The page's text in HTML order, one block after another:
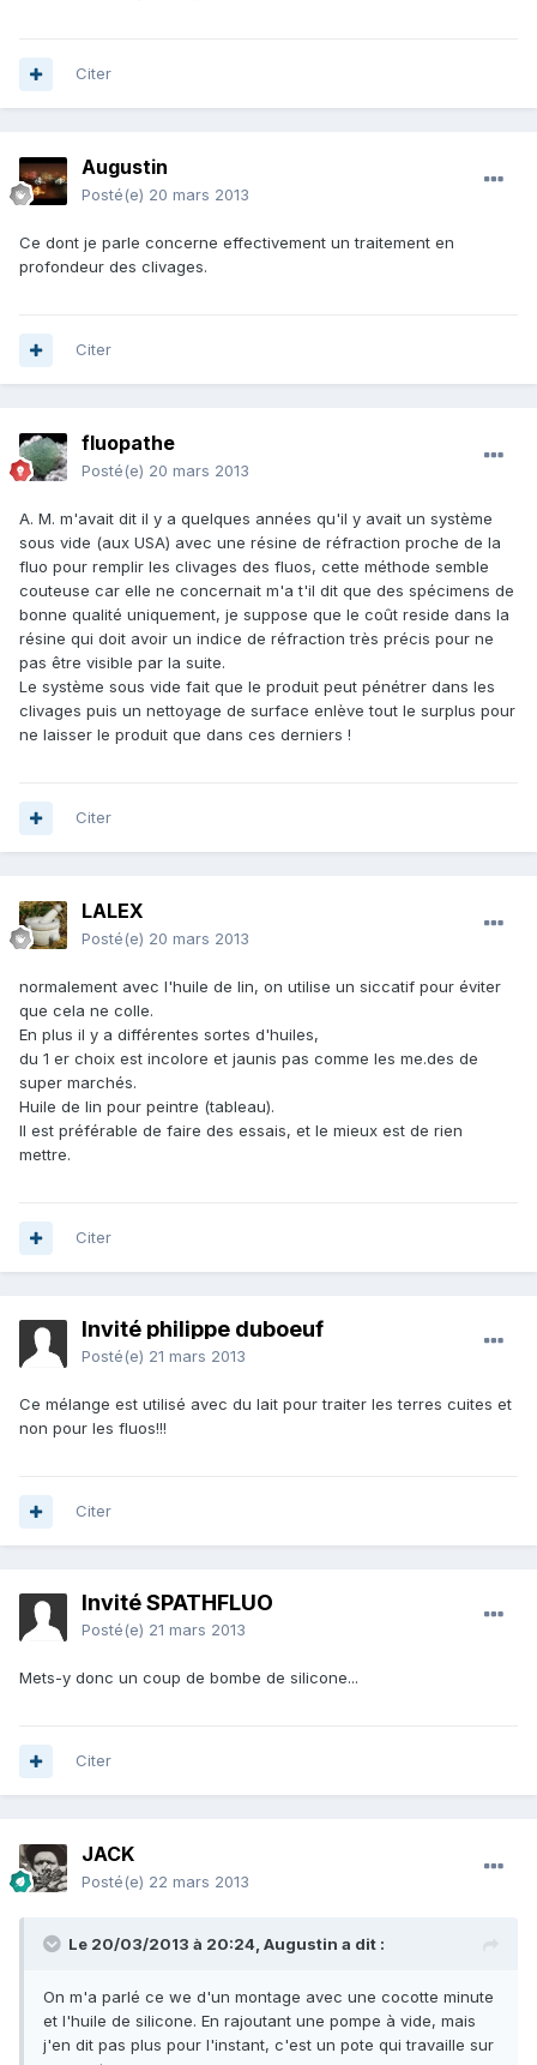
Citer
Augustin
Posté(e) 20 mars 2013
Ce dont je parle concerne effectivement un traitement en
profondeur des clivages.
Citer
fluopathe
Posté(e) 20 mars 2013
A. M. m'avait dit il y a quelques années qu'il y avait un système
sous vide (aux USA) avec une résine de réfraction proche de la
fluo pour remplir les clivages des fluos, cette méthode semble
couteuse car elle ne concernait m'a t'il dit que des spécimens de
bonne qualité uniquement, je suppose que le coût reside dans la
résine qui doit avoir un indice de réfraction très précis pour ne
pas être visible par la suite.
Le système sous vide fait que le produit peut pénétrer dans les
clivages puis un nettoyage de surface enlève tout le surplus pour
ne laisser le produit que dans ces derniers !
Citer
LALEX
Posté(e) 20 mars 2013
normalement avec l'huile de lin, on utilise un siccatif pour éviter
que cela ne colle.
En plus il y a différentes sortes d'huiles,
du 1 er choix est incolore et jaunis pas comme les me.des de
super marchés.
Huile de lin pour peintre (tableau).
Il est préférable de faire des essais, et le mieux est de rien
mettre.
Citer
Invité philippe duboeuf
Posté(e) 21 mars 2013
Ce mélange est utilisé avec du lait pour traiter les terres cuites et
non pour les fluos!!!
Citer
Invité SPATHFLUO
Posté(e) 21 mars 2013
Mets-y donc un coup de bombe de silicone...
Citer
JACK
Posté(e) 22 mars 2013
Le 20/03/2013 à 20:24, Augustin a dit :
On m'a parlé ce we d'un montage avec une cocotte minute
et l'huile de silicone. En rajoutant une pompe à vide, mais
j'en dit pas plus pour l'instant, c'est un pote qui travaille sur